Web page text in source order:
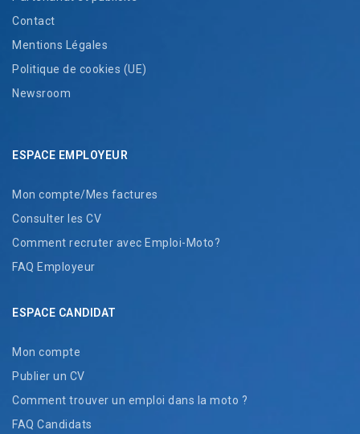
Contact
Mentions Légales
Politique de cookies (UE)
Newsroom
ESPACE EMPLOYEUR
Mon compte/Mes factures
Consulter les CV
Comment recruter avec Emploi-Moto?
FAQ Employeur
ESPACE CANDIDAT
Mon compte
Publier un CV
Comment trouver un emploi dans la moto ?
FAQ Candidats